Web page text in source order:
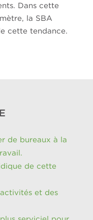
Dans cette
la SBA
cette tendance.
de bureaux à la
de cette
et des